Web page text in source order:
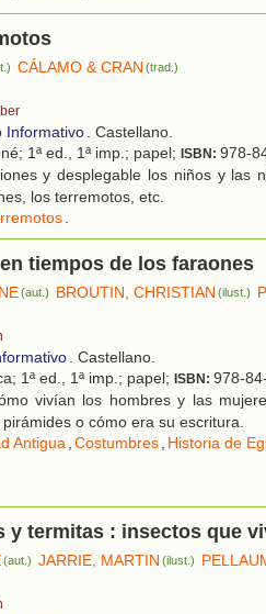
CÁLAMO & CRAN (trad.)
Informativo
. Castellano.
1ª ed., 1ª imp.; papel; ISBN: 978-
y desplegable los niños y las
los terremotos, etc.
tiempos de los faraones
(aut.) BROUTIN, CHRISTIAN (ilust.)
. Castellano.
1ª ed., 1ª imp.; papel; ISBN: 978-
vivían los hombres y las
o cómo era su escritura.
Antigua Costumbres Historia de
y termitas : insectos que
(aut.) JARRIE, MARTIN (ilust.)